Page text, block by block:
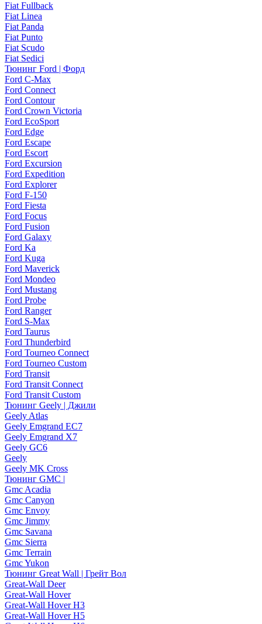
Fiat Fullback
Fiat Linea
Fiat Panda
Fiat Punto
Fiat Scudo
Fiat Sedici
Тюнинг Ford | Форд
Ford C-Max
Ford Connect
Ford Contour
Ford Crown Victoria
Ford EcoSport
Ford Edge
Ford Escape
Ford Escort
Ford Excursion
Ford Expedition
Ford Explorer
Ford F-150
Ford Fiesta
Ford Focus
Ford Fusion
Ford Galaxy
Ford Ka
Ford Kuga
Ford Maverick
Ford Mondeo
Ford Mustang
Ford Probe
Ford Ranger
Ford S-Max
Ford Taurus
Ford Thunderbird
Ford Tourneo Connect
Ford Tourneo Custom
Ford Transit
Ford Transit Connect
Ford Transit Custom
Тюнинг Geely | Джили
Geely Atlas
Geely Emgrand EC7
Geely Emgrand X7
Geely GC6
Geely
Geely MK Cross
Тюнинг GMC |
Gmc Acadia
Gmc Canyon
Gmc Envoy
Gmc Jimmy
Gmc Savana
Gmc Sierra
Gmc Terrain
Gmc Yukon
Тюнинг Great Wall | Грейт Вол
Great-Wall Deer
Great-Wall Hover
Great-Wall Hover H3
Great-Wall Hover H5